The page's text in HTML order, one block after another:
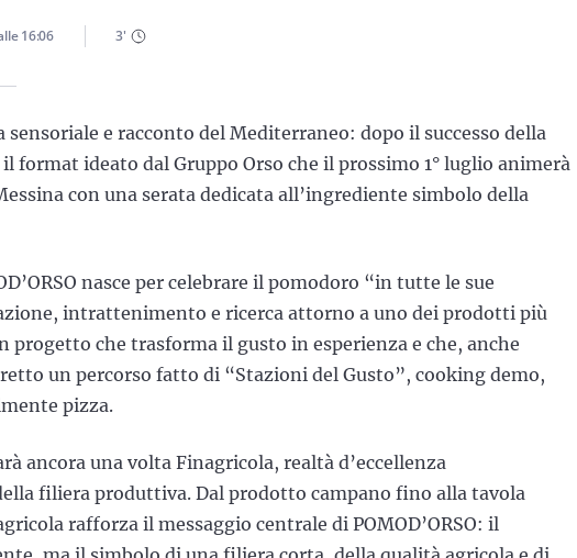
16:06 3'
e racconto del Mediterraneo: dopo il successo della
format ideato dal Gruppo Orso che il prossimo 1° luglio animerà
con una serata dedicata all’ingrediente simbolo della
nasce per celebrare il pomodoro “in tutte le sue
intrattenimento e ricerca attorno a uno dei prodotti più
che trasforma il gusto in esperienza e che, anche
un percorso fatto di “Stazioni del Gusto”, cooking demo,
pizza.
ancora una volta Finagricola, realtà d’eccellenza
filiera produttiva. Dal prodotto campano fino alla tavola
rafforza il messaggio centrale di POMOD’ORSO: il